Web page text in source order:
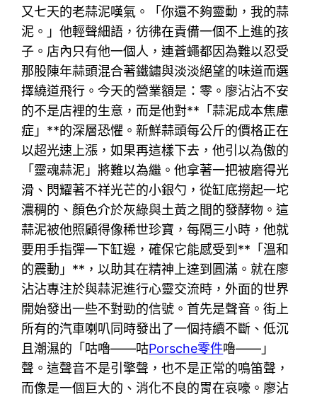
又七天的老蒜泥嘆氣。「你還不夠靈動，我的蒜
泥。」他輕聲細語，彷彿在責備一個不上進的孩
子。店內只有他一個人，連蒼蠅都因為難以忍受
那股陳年蒜頭混合著鐵鏽與淡淡絕望的味道而選
擇繞道飛行。今天的營業額是：零。廖沾沾不安
的不是店裡的生意，而是他對**「蒜泥成本焦慮
症」**的深層恐懼。新鮮蒜頭每公斤的價格正在
以超光速上漲，如果再這樣下去，他引以為傲的
「靈魂蒜泥」將難以為繼。他拿著一把被磨得光
滑、閃耀著不祥光芒的小銀勺，從缸底撈起一坨
濃稠的、顏色介於灰綠與土黃之間的發酵物。這
蒜泥被他照顧得像稀世珍寶，每隔三小時，他就
要用手指彈一下缸邊，確保它能感受到**「溫和
的震動」**，以助其在精神上達到圓滿。就在廖
沾沾專注於與蒜泥進行心靈交流時，外面的世界
開始發出一些不對勁的信號。首先是聲音。街上
所有的汽車喇叭同時發出了一個持續不斷、低沉
且潮濕的「咕嚕——咕Porsche零件嚕——」
聲。這聲音不是引擎聲，也不是正常的鳴笛聲，
而像是一個巨大的、消化不良的胃在哀嚎。廖沾